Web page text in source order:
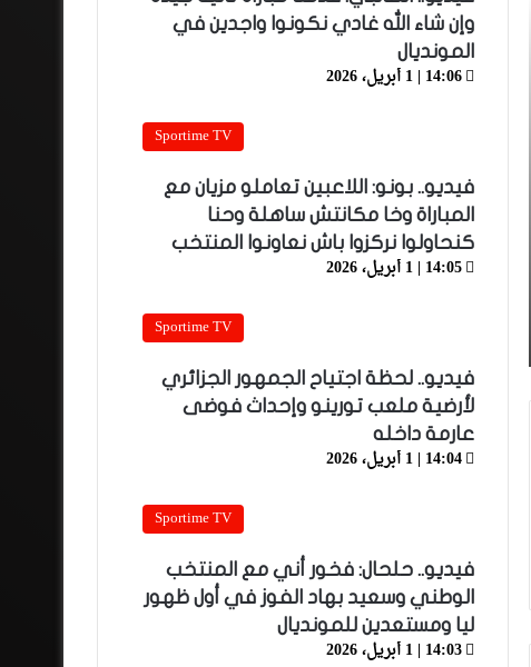
وإن شاء الله غادي نكونوا واجدين في
المونديال
14:06 | 1 أبريل، 2026
Sportime TV
فيديو.. بونو: اللاعبين تعاملو مزيان مع
المباراة وخا مكانتش ساهلة وحنا
كنحاولوا نركزوا باش نعاونوا المنتخب
14:05 | 1 أبريل، 2026
Sportime TV
فيديو.. لحظة اجتياح الجمهور الجزائري
لأرضية ملعب تورينو وإحداث فوضى
عارمة داخله
14:04 | 1 أبريل، 2026
Sportime TV
فيديو.. حلحال: فخور أني مع المنتخب
الوطني وسعيد بهاد الفوز في أول ظهور
ليا ومستعدين للمونديال
14:03 | 1 أبريل، 2026